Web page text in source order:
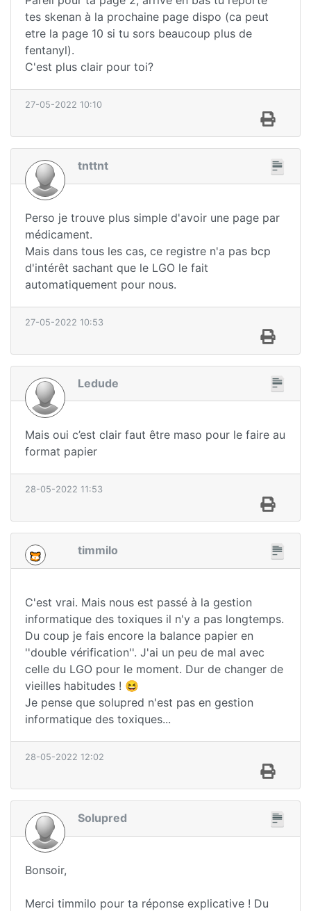
tes skenan à la prochaine page dispo (ca peut
etre la page 10 si tu sors beaucoup plus de
fentanyl).
C'est plus clair pour toi?
27-05-2022 10:10
tnttnt
Perso je trouve plus simple d'avoir une page par
médicament.
Mais dans tous les cas, ce registre n'a pas bcp
d'intérêt sachant que le LGO le fait
automatiquement pour nous.
27-05-2022 10:53
Ledude
Mais oui c’est clair faut être maso pour le faire au
format papier
28-05-2022 11:53
timmilo
C'est vrai. Mais nous est passé à la gestion
informatique des toxiques il n'y a pas longtemps.
Du coup je fais encore la balance papier en
''double vérification''. J'ai un peu de mal avec
celle du LGO pour le moment. Dur de changer de
vieilles habitudes ! 😆
Je pense que solupred n'est pas en gestion
informatique des toxiques...
28-05-2022 12:02
Solupred
Bonsoir,
Merci timmilo pour ta réponse explicative ! Du